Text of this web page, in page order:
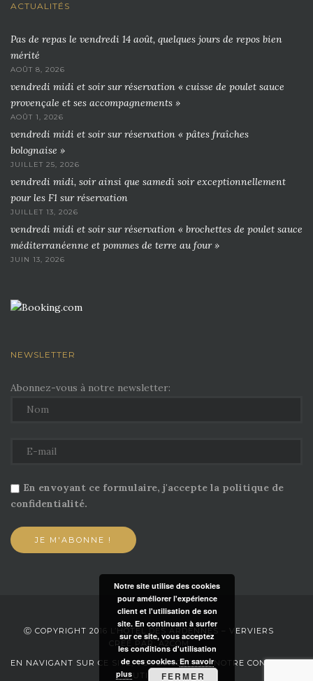
ACTUALITÉS
Pas de repas le vendredi 14 août, quelques jours de repos bien
mérité
AOÛT 8, 2026
vendredi midi et soir sur réservation « cuisse de poulet sauce
provençale et ses accompagnements »
AOÛT 1, 2026
vendredi midi et soir sur réservation « pâtes fraîches
bolognaise »
JUILLET 25, 2026
vendredi midi, soir ainsi que samedi soir exceptionnellement
pour les F1 sur réservation
JUILLET 13, 2026
vendredi midi et soir sur réservation « brochettes de poulet sauce
méditerranéenne et pommes de terre au four »
JUIN 13, 2026
NEWSLETTER
Abonnez-vous à notre newsletter:
En envoyant ce formulaire, j'accepte la politique de
confidentialité.
Ⓒ COPYRIGHT 2016 L’HÔTEL DES ARDENNES – VERVIERS
CRÉÉ PAR: A2COM
EN NAVIGANT SUR CE SITE, VOUS ACCEPTEZ NOTRE CONDITIONS
D’UTILISATION
Notre site utilise des cookies
pour améliorer l'expérience
client et l'utilisation de son
site. En continuant à surfer
sur ce site, vous acceptez
les conditions d'utilisation
de ces cookies.En savoir
plus
FERMER